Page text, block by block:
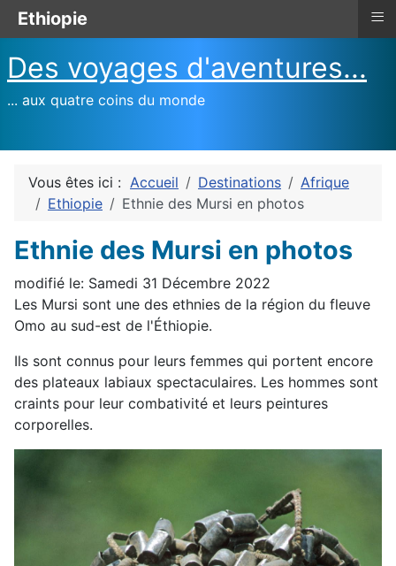
Des voyages d'aventures...
... aux quatre coins du monde
Vous êtes ici : Accueil Destinations
Afrique
Ethiopie
Ethnie des Mursi en photos
Ethnie des Mursi en photos
modifié le: Samedi 31 Décembre 2022
Les Mursi sont une des ethnies de la région du fleuve
Omo au sud-est de l'Éthiopie.
Ils sont connus pour leurs femmes qui portent encore
des plateaux labiaux spectaculaires. Les hommes sont
craints pour leur combativité et leurs peintures
corporelles.
Ethiopie ≡